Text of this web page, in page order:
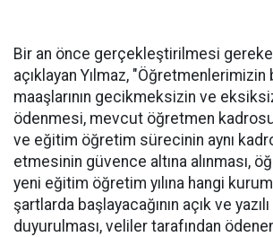
Bir an önce gerçekleştirilmesi
açıklayan Yılmaz, "Öğretmenlerimizin
maaşlarının gecikmeksizin ve
ödenmesi, mevcut öğretmen
ve eğitim öğretim sürecinin aynı
etmesinin güvence altına alınması,
yeni eğitim öğretim yılına hangi
şartlarda başlayacağının açık ve
duyurulması, veliler tarafından